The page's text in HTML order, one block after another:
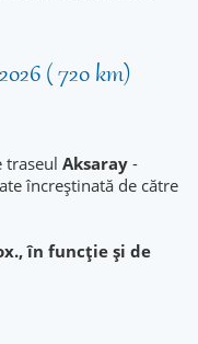
( 720 km)
traseul Aksaray -
încreştinată de către
în funcție și de